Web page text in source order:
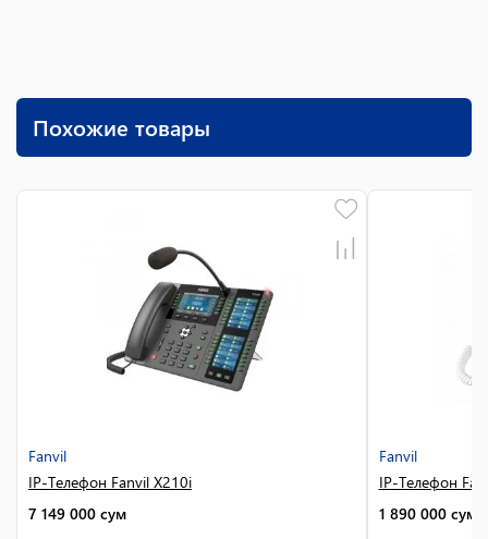
Похожие товары
Fanvil
IP-Телефон Fanvil X210i
7 149 000 сум
Fanvil
IP-Телефон
1 890 000 сум